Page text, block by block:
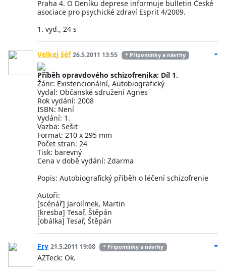
Praha 4. O Deníku deprese informuje bulletin České
asociace pro psychické zdraví Esprit 4/2009.
1. vyd., 24 s
Velkej šéf 26.5.2011 13:55 * Připomínky a návrhy
Příběh opravdového schizofrenika: Díl 1.
Žánr: Existencionální, Autobiografický
Vydal: Občanské sdružení Agnes
Rok vydání: 2008
ISBN: Není
Vydání: 1.
Vazba: Sešit
Format: 210 x 295 mm
Počet stran: 24
Tisk: barevný
Cena v době vydání: Zdarma
Popis: Autobiografický příběh o léčení schizofrenie
Autoři:
[scénář] Jarolímek, Martin
[kresba] Tesař, Štěpán
[obálka] Tesař, Štěpán
Fry 21.5.2011 19:08 * Připomínky a návrhy
AZTeck: Ok.